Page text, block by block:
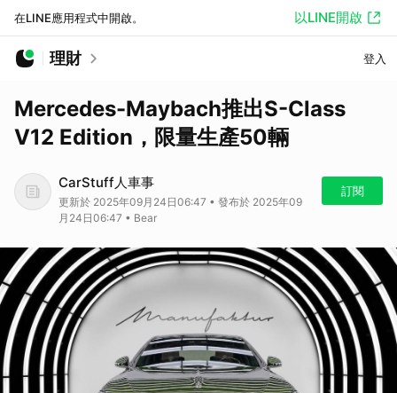
在LINE應用程式中開啟。 以LINE開啟
理財 登入
Mercedes-Maybach推出S-Class
V12 Edition，限量生產50輛
CarStuff人車事
更新於 2025年09月24日06:47 • 發布於 2025年09
月24日06:47 • Bear
訂閱